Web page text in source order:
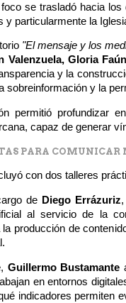
se trasladó hacia
y particularmente la
"El mensaje y los
Valenzuela, Gloria
y la
sobreinformación y la
permitió profundizar
capaz de generar
PARA COMUNICAR
con dos talleres
de Diego Errázuriz
al servicio de la
producción de
Guillermo Bustamante
en entornos
indicadores permiten